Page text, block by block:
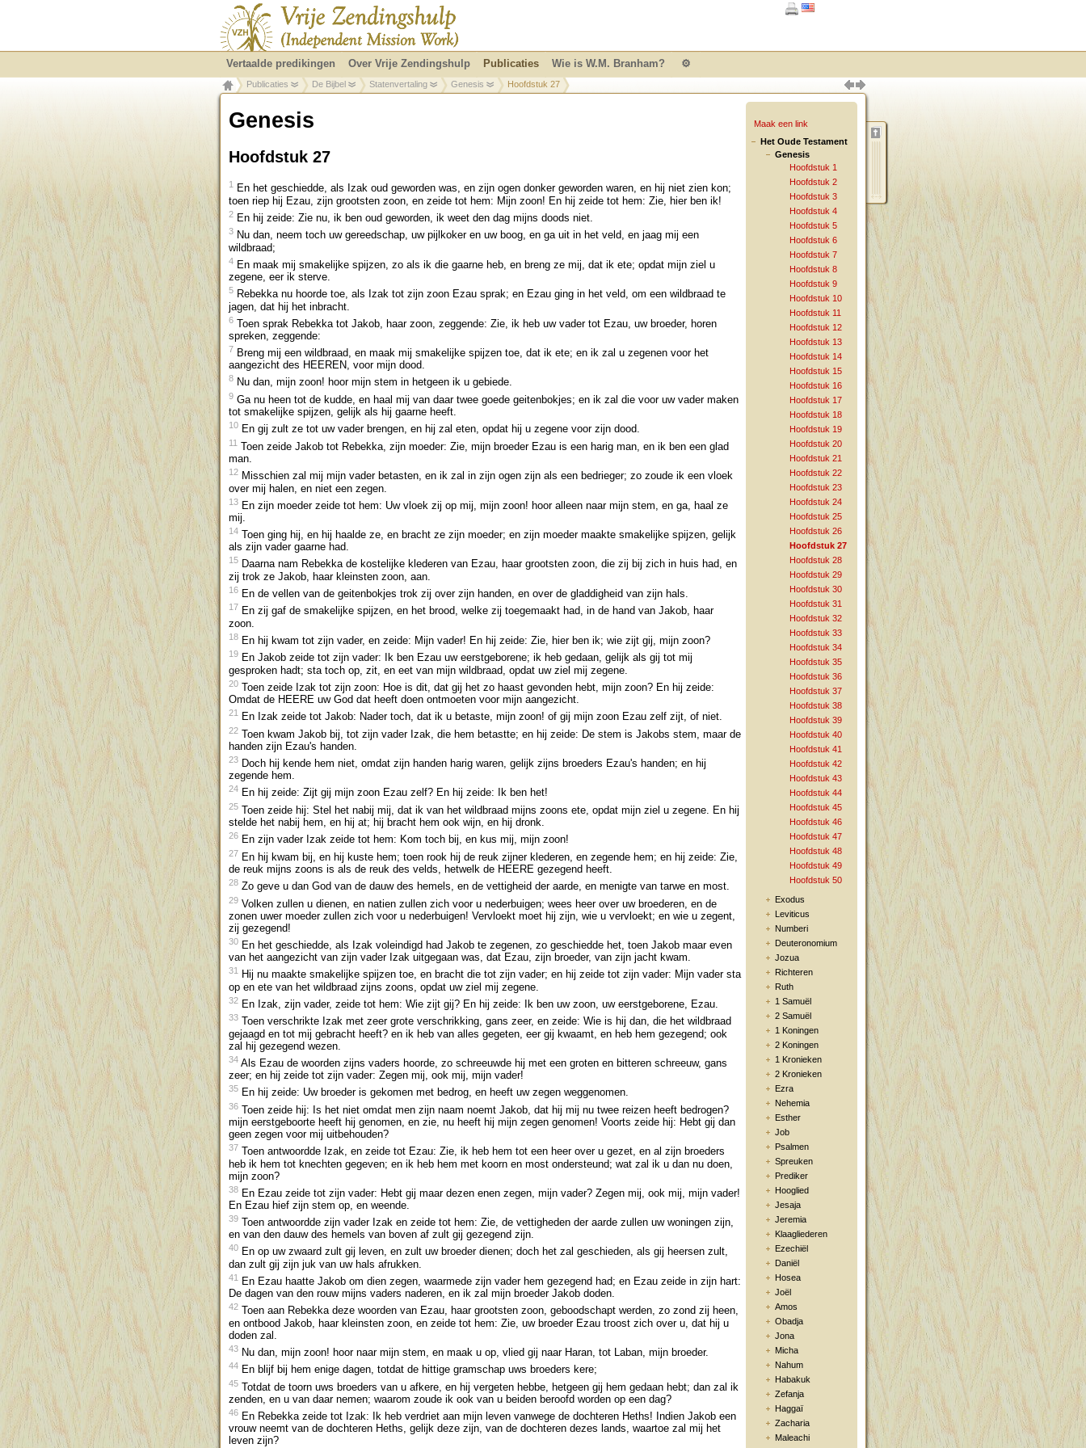
Maak een link
Het Oude Testament
Genesis
Hoofdstuk 1
Hoofdstuk 2
Hoofdstuk 3
Hoofdstuk 4
Hoofdstuk 5
Hoofdstuk 6
Hoofdstuk 7
Hoofdstuk 8
Hoofdstuk 9
Hoofdstuk 10
Hoofdstuk 11
Hoofdstuk 12
Hoofdstuk 13
Hoofdstuk 14
Hoofdstuk 15
Hoofdstuk 16
Hoofdstuk 17
Hoofdstuk 18
Hoofdstuk 19
Hoofdstuk 20
Hoofdstuk 21
Hoofdstuk 22
Hoofdstuk 23
Hoofdstuk 24
Hoofdstuk 25
Hoofdstuk 26
Hoofdstuk 27
Hoofdstuk 28
Hoofdstuk 29
Hoofdstuk 30
Hoofdstuk 31
Hoofdstuk 32
Hoofdstuk 33
Hoofdstuk 34
Hoofdstuk 35
Hoofdstuk 36
Hoofdstuk 37
Hoofdstuk 38
Hoofdstuk 39
Hoofdstuk 40
Hoofdstuk 41
Hoofdstuk 42
Hoofdstuk 43
Hoofdstuk 44
Hoofdstuk 45
Hoofdstuk 46
Hoofdstuk 47
Hoofdstuk 48
Hoofdstuk 49
Hoofdstuk 50
Exodus
Leviticus
Numberi
Deuteronomium
Jozua
Richteren
Ruth
1 Samuël
2 Samuël
1 Koningen
2 Koningen
1 Kronieken
2 Kronieken
Ezra
Nehemia
Esther
Job
Psalmen
Spreuken
Prediker
Hooglied
Jesaja
Jeremia
Klaagliederen
Ezechiël
Daniël
Hosea
Joël
Amos
Obadja
Jona
Micha
Nahum
Habakuk
Zefanja
Haggaï
Zacharia
Maleachi
Genesis
Hoofdstuk 27
1
En het geschiedde, als Izak oud geworden was, en zijn ogen donker geworden waren, en hij niet zien kon;
toen riep hij Ezau, zijn grootsten zoon, en zeide tot hem: Mijn zoon! En hij zeide tot hem: Zie, hier ben ik!
2 En hij zeide: Zie nu, ik ben oud geworden, ik weet den dag mijns doods niet.
3 Nu dan, neem toch uw gereedschap, uw pijlkoker en uw boog, en ga uit in het veld, en jaag mij een
wildbraad;
4 En maak mij smakelijke spijzen, zo als ik die gaarne heb, en breng ze mij, dat ik ete; opdat mijn ziel u
zegene, eer ik sterve.
5 Rebekka nu hoorde toe, als Izak tot zijn zoon Ezau sprak; en Ezau ging in het veld, om een wildbraad te
jagen, dat hij het inbracht.
6 Toen sprak Rebekka tot Jakob, haar zoon, zeggende: Zie, ik heb uw vader tot Ezau, uw broeder, horen
spreken, zeggende:
7 Breng mij een wildbraad, en maak mij smakelijke spijzen toe, dat ik ete; en ik zal u zegenen voor het
aangezicht des HEEREN, voor mijn dood.
8 Nu dan, mijn zoon! hoor mijn stem in hetgeen ik u gebiede.
9 Ga nu heen tot de kudde, en haal mij van daar twee goede geitenbokjes; en ik zal die voor uw vader maken
tot smakelijke spijzen, gelijk als hij gaarne heeft.
10 En gij zult ze tot uw vader brengen, en hij zal eten, opdat hij u zegene voor zijn dood.
11 Toen zeide Jakob tot Rebekka, zijn moeder: Zie, mijn broeder Ezau is een harig man, en ik ben een glad
man.
12 Misschien zal mij mijn vader betasten, en ik zal in zijn ogen zijn als een bedrieger; zo zoude ik een vloek
over mij halen, en niet een zegen.
13 En zijn moeder zeide tot hem: Uw vloek zij op mij, mijn zoon! hoor alleen naar mijn stem, en ga, haal ze
mij.
14 Toen ging hij, en hij haalde ze, en bracht ze zijn moeder; en zijn moeder maakte smakelijke spijzen, gelijk
als zijn vader gaarne had.
15 Daarna nam Rebekka de kostelijke klederen van Ezau, haar grootsten zoon, die zij bij zich in huis had, en
zij trok ze Jakob, haar kleinsten zoon, aan.
16 En de vellen van de geitenbokjes trok zij over zijn handen, en over de gladdigheid van zijn hals.
17 En zij gaf de smakelijke spijzen, en het brood, welke zij toegemaakt had, in de hand van Jakob, haar
zoon.
18 En hij kwam tot zijn vader, en zeide: Mijn vader! En hij zeide: Zie, hier ben ik; wie zijt gij, mijn zoon?
19 En Jakob zeide tot zijn vader: Ik ben Ezau uw eerstgeborene; ik heb gedaan, gelijk als gij tot mij
gesproken hadt; sta toch op, zit, en eet van mijn wildbraad, opdat uw ziel mij zegene.
20 Toen zeide Izak tot zijn zoon: Hoe is dit, dat gij het zo haast gevonden hebt, mijn zoon? En hij zeide:
Omdat de HEERE uw God dat heeft doen ontmoeten voor mijn aangezicht.
21 En Izak zeide tot Jakob: Nader toch, dat ik u betaste, mijn zoon! of gij mijn zoon Ezau zelf zijt, of niet.
22 Toen kwam Jakob bij, tot zijn vader Izak, die hem betastte; en hij zeide: De stem is Jakobs stem, maar de
handen zijn Ezau's handen.
23 Doch hij kende hem niet, omdat zijn handen harig waren, gelijk zijns broeders Ezau's handen; en hij
zegende hem.
24 En hij zeide: Zijt gij mijn zoon Ezau zelf? En hij zeide: Ik ben het!
25 Toen zeide hij: Stel het nabij mij, dat ik van het wildbraad mijns zoons ete, opdat mijn ziel u zegene. En hij
stelde het nabij hem, en hij at; hij bracht hem ook wijn, en hij dronk.
26 En zijn vader Izak zeide tot hem: Kom toch bij, en kus mij, mijn zoon!
27 En hij kwam bij, en hij kuste hem; toen rook hij de reuk zijner klederen, en zegende hem; en hij zeide: Zie,
de reuk mijns zoons is als de reuk des velds, hetwelk de HEERE gezegend heeft.
28 Zo geve u dan God van de dauw des hemels, en de vettigheid der aarde, en menigte van tarwe en most.
29 Volken zullen u dienen, en natien zullen zich voor u nederbuigen; wees heer over uw broederen, en de
zonen uwer moeder zullen zich voor u nederbuigen! Vervloekt moet hij zijn, wie u vervloekt; en wie u zegent,
zij gezegend!
30 En het geschiedde, als Izak voleindigd had Jakob te zegenen, zo geschiedde het, toen Jakob maar even
van het aangezicht van zijn vader Izak uitgegaan was, dat Ezau, zijn broeder, van zijn jacht kwam.
31 Hij nu maakte smakelijke spijzen toe, en bracht die tot zijn vader; en hij zeide tot zijn vader: Mijn vader sta
op en ete van het wildbraad zijns zoons, opdat uw ziel mij zegene.
32 En Izak, zijn vader, zeide tot hem: Wie zijt gij? En hij zeide: Ik ben uw zoon, uw eerstgeborene, Ezau.
33
Toen verschrikte Izak met zeer grote verschrikking, gans zeer, en zeide: Wie is hij dan, die het wildbraad
gejaagd en tot mij gebracht heeft? en ik heb van alles gegeten, eer gij kwaamt, en heb hem gezegend; ook
zal hij gezegend wezen.
34 Als Ezau de woorden zijns vaders hoorde, zo schreeuwde hij met een groten en bitteren schreeuw, gans
zeer; en hij zeide tot zijn vader: Zegen mij, ook mij, mijn vader!
35 En hij zeide: Uw broeder is gekomen met bedrog, en heeft uw zegen weggenomen.
36 Toen zeide hij: Is het niet omdat men zijn naam noemt Jakob, dat hij mij nu twee reizen heeft bedrogen?
mijn eerstgeboorte heeft hij genomen, en zie, nu heeft hij mijn zegen genomen! Voorts zeide hij: Hebt gij dan
geen zegen voor mij uitbehouden?
37 Toen antwoordde Izak, en zeide tot Ezau: Zie, ik heb hem tot een heer over u gezet, en al zijn broeders
heb ik hem tot knechten gegeven; en ik heb hem met koorn en most ondersteund; wat zal ik u dan nu doen,
mijn zoon?
38 En Ezau zeide tot zijn vader: Hebt gij maar dezen enen zegen, mijn vader? Zegen mij, ook mij, mijn vader!
En Ezau hief zijn stem op, en weende.
39 Toen antwoordde zijn vader Izak en zeide tot hem: Zie, de vettigheden der aarde zullen uw woningen zijn,
en van den dauw des hemels van boven af zult gij gezegend zijn.
40 En op uw zwaard zult gij leven, en zult uw broeder dienen; doch het zal geschieden, als gij heersen zult,
dan zult gij zijn juk van uw hals afrukken.
41
En Ezau haatte Jakob om dien zegen, waarmede zijn vader hem gezegend had; en Ezau zeide in zijn hart:
De dagen van den rouw mijns vaders naderen, en ik zal mijn broeder Jakob doden.
42 Toen aan Rebekka deze woorden van Ezau, haar grootsten zoon, geboodschapt werden, zo zond zij heen,
en ontbood Jakob, haar kleinsten zoon, en zeide tot hem: Zie, uw broeder Ezau troost zich over u, dat hij u
doden zal.
43 Nu dan, mijn zoon! hoor naar mijn stem, en maak u op, vlied gij naar Haran, tot Laban, mijn broeder.
44 En blijf bij hem enige dagen, totdat de hittige gramschap uws broeders kere;
45 Totdat de toorn uws broeders van u afkere, en hij vergeten hebbe, hetgeen gij hem gedaan hebt; dan zal ik
zenden, en u van daar nemen; waarom zoude ik ook van u beiden beroofd worden op een dag?
46 En Rebekka zeide tot Izak: Ik heb verdriet aan mijn leven vanwege de dochteren Heths! Indien Jakob een
vrouw neemt van de dochteren Heths, gelijk deze zijn, van de dochteren dezes lands, waartoe zal mij het
leven zijn?
Vertaalde predikingen Over Vrije Zendingshulp Publicaties Wie is W.M. Branham? ⚙
Publicaties De Bijbel Statenvertaling Genesis Hoofdstuk 27